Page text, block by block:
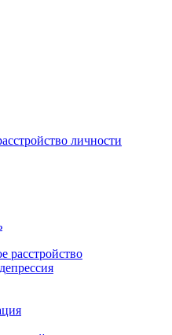
личности
расстройство